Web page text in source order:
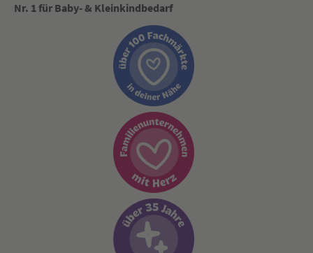
Nr. 1 für Baby- & Kleinkindbedarf